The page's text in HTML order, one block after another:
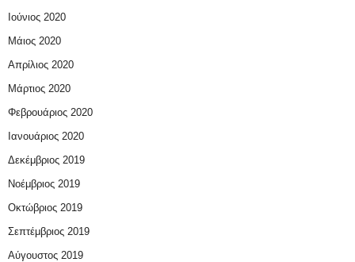
Ιούνιος 2020
Μάιος 2020
Απρίλιος 2020
Μάρτιος 2020
Φεβρουάριος 2020
Ιανουάριος 2020
Δεκέμβριος 2019
Νοέμβριος 2019
Οκτώβριος 2019
Σεπτέμβριος 2019
Αύγουστος 2019